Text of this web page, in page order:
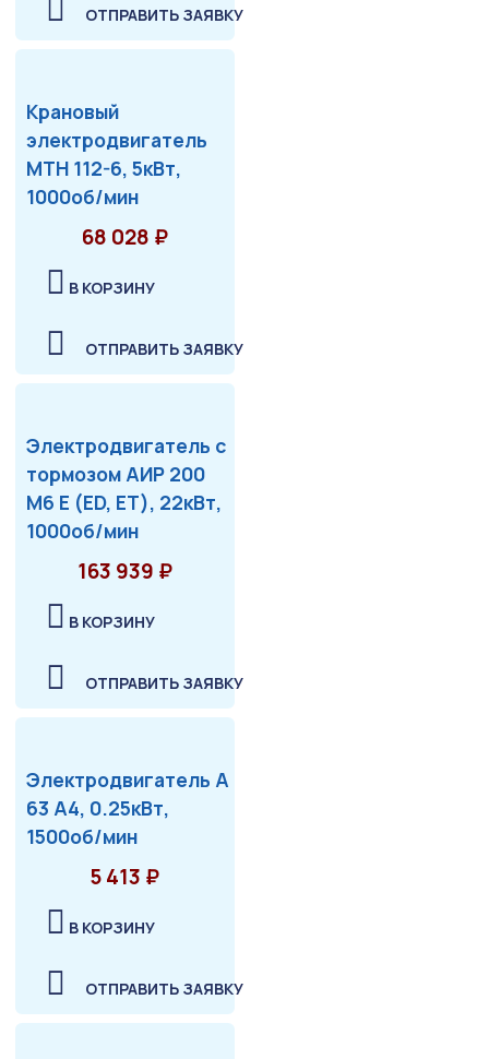
ОТПРАВИТЬ ЗАЯВКУ
Крановый
электродвигатель
МТН 112-6, 5кВт,
1000об/мин
68 028 ₽
В КОРЗИНУ
ОТПРАВИТЬ ЗАЯВКУ
Электродвигатель с
тормозом АИР 200
М6 Е (ED, ET), 22кВт,
1000об/мин
163 939 ₽
В КОРЗИНУ
ОТПРАВИТЬ ЗАЯВКУ
Электродвигатель А
63 А4, 0.25кВт,
1500об/мин
5 413 ₽
В КОРЗИНУ
ОТПРАВИТЬ ЗАЯВКУ